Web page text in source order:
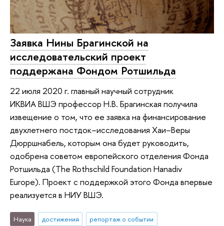
Заявка Нины Брагинской на
исследовательский проект
поддержана Фондом Ротшильда
22 июля 2020 г. главный научный сотрудник
ИКВИА ВШЭ профессор Н.В. Брагинская получила
извещение о том, что ее заявка на финансирование
двухлетнего постдок–исследования Хаи–Веры
Дюрршнабель, которым она будет руководить,
одобрена советом европейского отделения Фонда
Ротшильда (The Rothschild Foundation Hanadiv
Europe). Проект с поддержкой этого Фонда впервые
реализуется в НИУ ВШЭ.
Наука достижения
репортаж о событии